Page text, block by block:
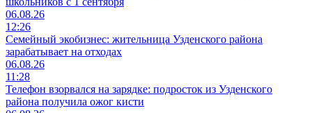
06.08.26
12:26
Семейный экобизнес: жительница Узденского района
зарабатывает на отходах
06.08.26
11:28
Телефон взорвался на зарядке: подросток из Узденского
района получила ожог кисти